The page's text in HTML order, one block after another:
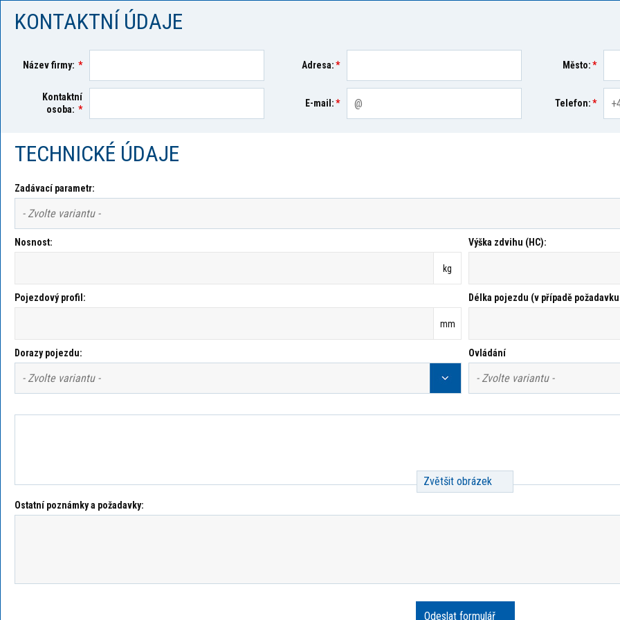
KONTAKTNÍ ÚDAJE
Název firmy: * Adresa:* Město: *
Kontaktní
osoba: *
E-mail:* Telefon: *
TECHNICKÉ ÚDAJE
Zadávací parametr:
Nosnost:
kg
Výška zdvihu (HC):
Pojezdový profil:
mm
Délka pojezdu (v případě
Dorazy pojezdu: Ovládání
Zvětšit obrázek
Ostatní poznámky a požadavky:
Odeslat formulář